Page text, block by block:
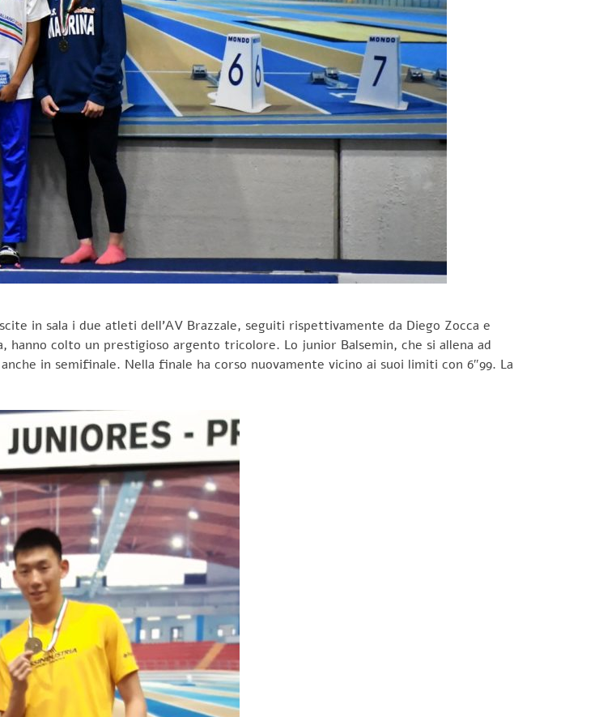
in sala i due atleti dell’AV Brazzale, seguiti rispettivamente da Diego Zocca e
hanno colto un prestigioso argento tricolore. Lo junior Balsemin, che si allena ad
in semifinale. Nella finale ha corso nuovamente vicino ai suoi limiti con 6″99. La